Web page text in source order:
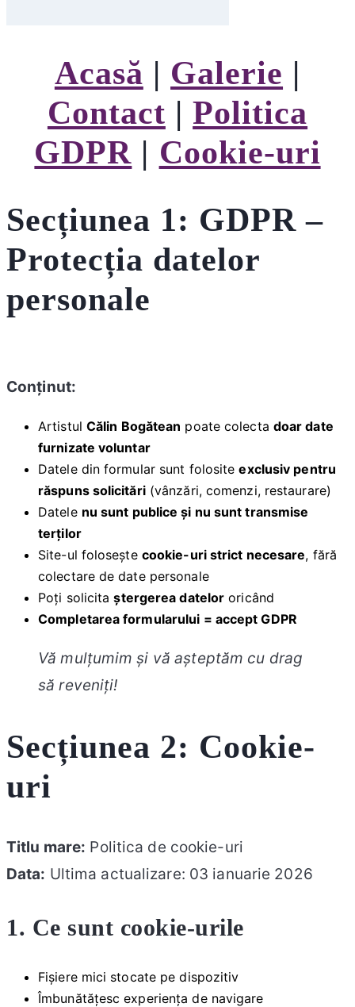
Acasă | Galerie |
Contact |Politica
GDPR | Cookie-uri
Secțiunea 1: GDPR –
Protecția datelor
personale
Conținut:
Artistul Călin Bogătean poate colecta doar date
furnizate voluntar
Datele din formular sunt folositeexclusiv pentru
răspuns solicitări(vânzări, comenzi, restaurare)
Datele nu sunt publice și nu sunt transmise
terților
Site-ul folosește cookie-uri strict necesare, fără
colectare de date personale
Poți solicitaștergerea datelor oricând
Completarea formularului = accept GDPR
Vă mulțumim și vă așteptăm cu drag
să reveniți!
Secțiunea 2: Cookie-
uri
Titlu mare: Politica de cookie-uri
Data: Ultima actualizare: 03 ianuarie 2026
1. Ce sunt cookie-urile
Fișiere mici stocate pe dispozitiv
Îmbunătățesc experiența de navigare